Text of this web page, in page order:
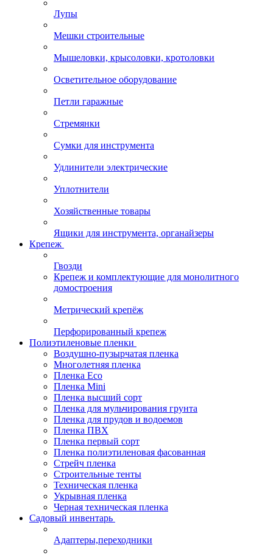
Лупы
Мешки строительные
Мышеловки, крысоловки, кротоловки
Осветительное оборудование
Петли гаражные
Стремянки
Сумки для инструмента
Удлинители электрические
Уплотнители
Хозяйственные товары
Ящики для инструмента, органайзеры
Крепеж
Гвозди
Крепеж и комплектующие для монолитного
домостроения
Метрический крепёж
Перфорированный крепеж
Полиэтиленовые пленки
Воздушно-пузырчатая пленка
Многолетняя пленка
Пленка Eco
Пленка Mini
Пленка высший сорт
Пленка для мульчирования грунта
Пленка для прудов и водоемов
Пленка ПВХ
Пленка первый сорт
Пленка полиэтиленовая фасованная
Стрейч пленка
Строительные тенты
Техническая пленка
Укрывная пленка
Черная техническая пленка
Садовый инвентарь
Адаптеры,переходники